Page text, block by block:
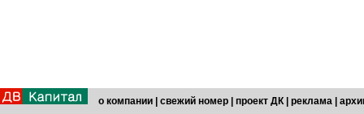
о компании свежий номер проект ДК реклама